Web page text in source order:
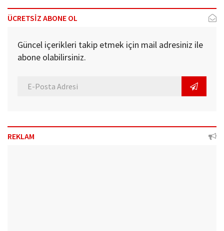
ÜCRETSİZ ABONE OL
Güncel içerikleri takip etmek için mail adresiniz ile
abone olabilirsiniz.
REKLAM